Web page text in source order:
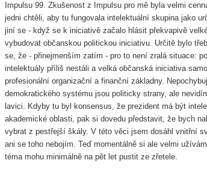
Impulsu 99. Zkušenost z Impulsu pro mě byla velmi
jedni chtěli, aby tu fungovala intelektuální skupina jako
jiní se - když se k iniciativě začalo hlásit překvapivě
vybudovat občanskou politickou iniciativu. Určitě bylo
se, že - přinejmenším zatím - pro to není zralá situace:
intelektuály příliš nestáli a velká občanská iniciativa
profesionální organizační a finanční základny.
demokratického systému jsou politicky strany, ale
lavici. Kdyby tu byl konsensus, že prezident má být
akademické oblasti, pak si dovedu představit, že bych
vybrat z pestřejší škály. V této věci jsem dosáhl vnitřní
ani se toho nebojím. Teď momentálně si ale velmi
téma mohu minimálně na pět let pustit ze zřetele.